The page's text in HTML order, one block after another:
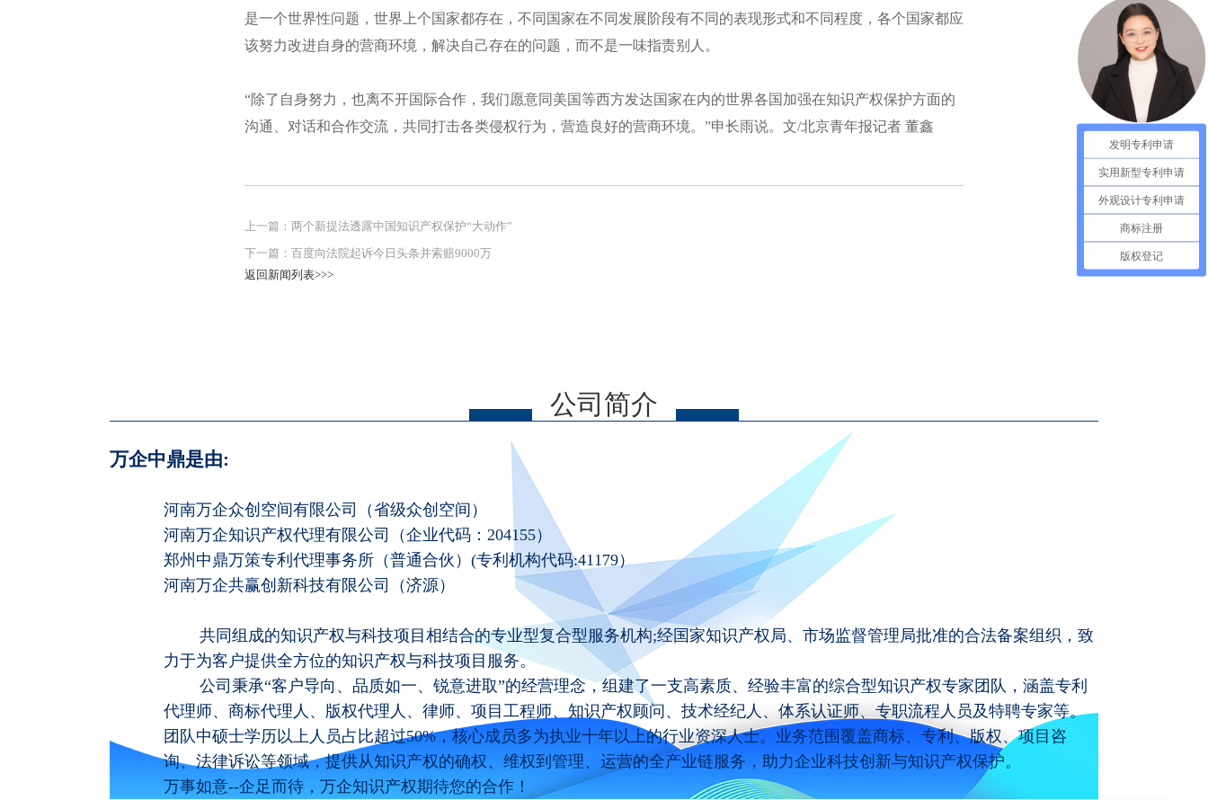
是一个世界性问题，世界上个国家都存在，不同国家在不同发展阶段有不同的表现形式和不同程度，各个国家都应
该努力改进自身的营商环境，解决自己存在的问题，而不是一味指责别人。
“除了自身努力，也离不开国际合作，我们愿意同美国等西方发达国家在内的世界各国加强在知识产权保护方面的
沟通、对话和合作交流，共同打击各类侵权行为，营造良好的营商环境。”申长雨说。文/北京青年报记者 董鑫
上一篇： 两个新提法透露中国知识产权保护“大动作”
下一篇： 百度向法院起诉今日头条并索赔9000万
返回新闻列表>>>
公司简介
万企中鼎是由:
河南万企众创空间有限公司（省级众创空间）
河南万企知识产权代理有限公司（企业代码：204155）
郑州中鼎万策专利代理事务所（普通合伙）(专利机构代码:41179）
河南万企共赢创新科技有限公司（济源）
共同组成的知识产权与科技项目相结合的专业型复合型服务机构;经国家知识产权局、市场监督管理局批准的合法备案组织，致
力于为客户提供全方位的知识产权与科技项目服务。
公司秉承“客户导向、品质如一、锐意进取”的经营理念，组建了一支高素质、经验丰富的综合型知识产权专家团队，涵盖专利
代理师、商标代理人、版权代理人、律师、项目工程师、知识产权顾问、技术经纪人、体系认证师、专职流程人员及特聘专家等。
团队中硕士学历以上人员占比超过50%，核心成员多为执业十年以上的行业资深人士。业务范围覆盖商标、专利、版权、项目咨
询、法律诉讼等领域，提供从知识产权的确权、维权到管理、运营的全产业链服务，助力企业科技创新与知识产权保护。
万事如意--企足而待，万企知识产权期待您的合作！
发明专利申请
实用新型专利申请
外观设计专利申请
商标注册
版权登记